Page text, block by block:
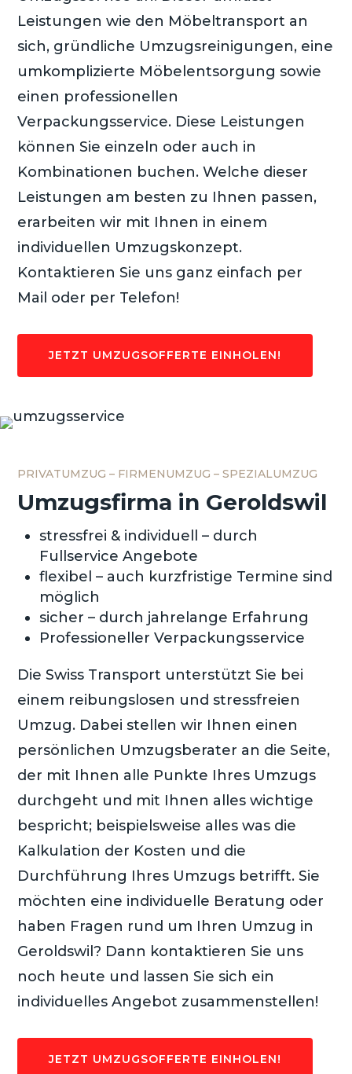
Leistungen wie den Möbeltransport an
sich, gründliche Umzugsreinigungen, eine
umkomplizierte Möbelentsorgung sowie
einen professionellen
Verpackungsservice. Diese Leistungen
können Sie einzeln oder auch in
Kombinationen buchen. Welche dieser
Leistungen am besten zu Ihnen passen,
erarbeiten wir mit Ihnen in einem
individuellen Umzugskonzept.
Kontaktieren Sie uns ganz einfach per
Mail oder per Telefon!
JETZT UMZUGSOFFERTE EINHOLEN!
PRIVATUMZUG – FIRMENUMZUG – SPEZIALUMZUG
Umzugsfirma in Geroldswil
stressfrei & individuell – durch
Fullservice Angebote
flexibel – auch kurzfristige Termine sind
möglich
sicher – durch jahrelange Erfahrung
Professioneller Verpackungsservice
Die Swiss Transport unterstützt Sie bei
einem reibungslosen und stressfreien
Umzug. Dabei stellen wir Ihnen einen
persönlichen Umzugsberater an die Seite,
der mit Ihnen alle Punkte Ihres Umzugs
durchgeht und mit Ihnen alles wichtige
bespricht; beispielsweise alles was die
Kalkulation der Kosten und die
Durchführung Ihres Umzugs betrifft. Sie
möchten eine individuelle Beratung oder
haben Fragen rund um Ihren Umzug in
Geroldswil? Dann kontaktieren Sie uns
noch heute und lassen Sie sich ein
individuelles Angebot zusammenstellen!
JETZT UMZUGSOFFERTE EINHOLEN!